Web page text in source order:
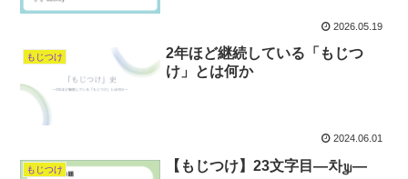
2026.05.19
もじつけ
2年ほど継続している「もじつ
け」とは何か
2024.06.01
もじつけ 【もじつけ】23文字目―차௶―